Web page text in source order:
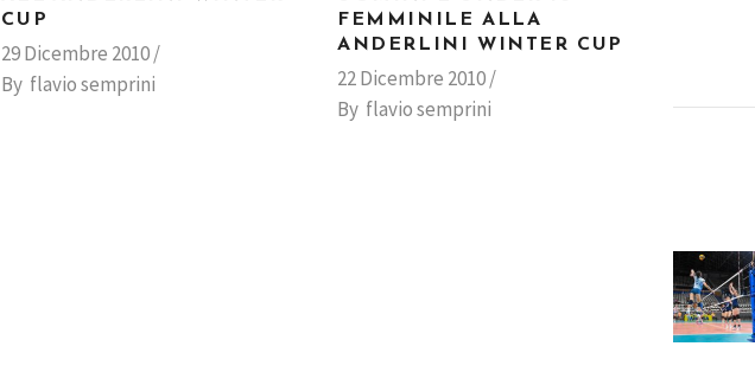
CUP
29 Dicembre 2010
By flavio semprini
FEMMINILE ALLA
ANDERLINI WINTER CUP
22 Dicembre 2010
By flavio semprini